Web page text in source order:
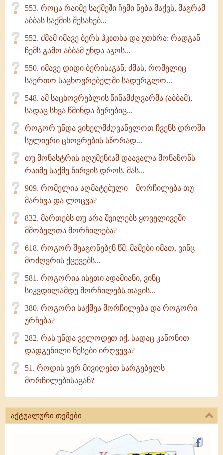
553. როცა რაიმე საქმეში ჩემი ნება მაქვს, მაგრამ
აბბას საქმის შესახებ...
552. ძმამ იმავე ბერს ჰკითხა და უთხრა: რადგან
ჩემს გამო აბბამ უნდა აგოს...
550. იმავე დიდი ბერისაგან, ძმას, რომელიც
საერთო საცხოვრებელში სადურგლო...
548. ამ საცხოვრებლის წინამძღვარმა (აბბამ),
სადაც სხვა წმინდა ბერებიც...
როგორ უნდა ვიხელმძღვანელოთ ჩვენს დროში
სულიერი ცხოვრების სწორად...
თუ მონასტრის იღუმენიამ დაავალა მონაზონს
რაიმე საქმე წირვის დროს, მას...
909. რომელია აღმატებული – მორჩილება თუ
მარხვა და ლოცვა?
832. მართებს თუ არა შვილებს ყოველივეში
მშობელთა მორჩილება?
618. როგორ შეაგონებენ წმ. მამები იმათ, ვინც
მოძღვრის ქცევებს...
581. როგორია ისეთი ადამიანი, ვინც
სიკვდილამდე მორჩილებს თავის...
380. როგორი საქმეა მორჩილება და როგორი
ურჩება?
282. რას უნდა ველოდეთ იქ, სადაც კანონით
დადგენილი წესები ირღვევა?
51. როდის ვერ მივიღებთ სარგებელს
მორჩილებისაგან?
აქტუალური თემები